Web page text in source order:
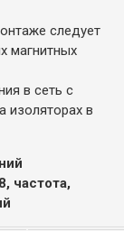
следует
магнитных
в сеть с
изоляторах в
частота,